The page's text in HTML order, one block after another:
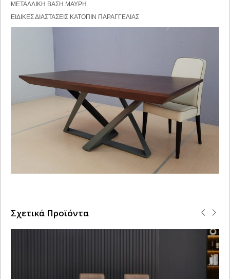
ΜΕΤΑΛΛΙΚΗ ΒΑΣΗ ΜΑΥΡΗ
ΕΙΔΙΚΕΣ ΔΙΑΣΤΑΣΕΙΣ ΚΑΤΟΠΙΝ ΠΑΡΑΓΓΕΛΙΑΣ
Σχετικά Προϊόντα